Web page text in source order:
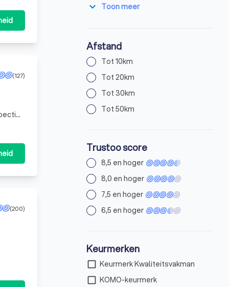
(127)
(200)
expand_more Toon meer
Afstand
Tot 10km
Tot 20km
Tot 30km
Tot 50km
Trustoo score
8,5 en hoger
8,0 en hoger
7,5 en hoger
6,5 en hoger
Keurmerken
check_box_outline_blank Keurmerk Kwaliteitsvakman
check_box_outline_blank KOMO-keurmerk